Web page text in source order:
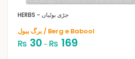
HERBS - جڑی بوٹیاں
برگ ببول / Berg e Babool
₨ 30 – ₨ 169